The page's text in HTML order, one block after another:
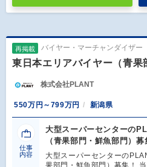
再掲載 バイヤー・マーチャンダイザー
東日本エリアバイヤー（青果
株式会社PLANT
550万円～799万円 新潟県
仕事
内容
大型スーパーセンターの
（青果部門・鮮魚部門）募
大型スーパーセンターの
果部門・鮮魚部門）募集！